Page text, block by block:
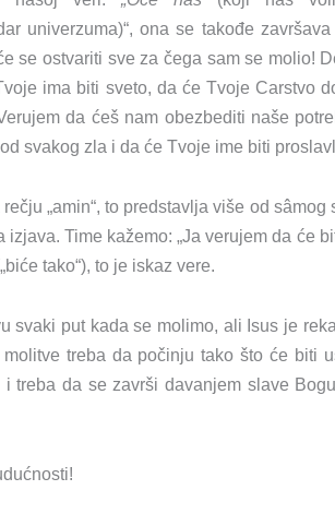
univerzuma)“, ona se takođe
se ostvariti sve za čega sam se molio!
ima biti sveto, da će Tvoje Carstvo
da ćeš nam obezbediti naše
svakog zla i da će Tvoje ime biti
„amin“, to predstavlja više od sâmog
Time kažemo: „Ja verujem da će
tako“), to je iskaz vere.
svaki put kada se molimo, ali Isus je
treba da počinju tako što će biti
treba da se završi davanjem slave